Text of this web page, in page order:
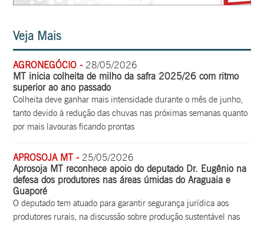
Veja Mais
AGRONEGÓCIO -28/05/2026
MT inicia colheita de milho da safra 2025/26 com ritmo
superior ao ano passado
Colheita deve ganhar mais intensidade durante o mês de junho,
tanto devido à redução das chuvas nas próximas semanas quanto
por mais lavouras ficando prontas
APROSOJA MT -25/05/2026
Aprosoja MT reconhece apoio do deputado Dr. Eugênio na
defesa dos produtores nas áreas úmidas do Araguaia e
Guaporé
O deputado tem atuado para garantir segurança jurídica aos
produtores rurais, na discussão sobre produção sustentável nas